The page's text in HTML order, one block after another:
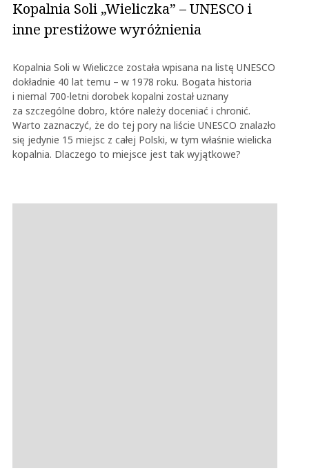
Kopalnia Soli „Wieliczka” – UNESCO i
inne prestiżowe wyróżnienia
Kopalnia Soli w Wieliczce została wpisana na listę UNESCO
dokładnie 40 lat temu – w 1978 roku. Bogata historia
i niemal 700-letni dorobek kopalni został uznany
za szczególne dobro, które należy doceniać i chronić.
Warto zaznaczyć, że do tej pory na liście UNESCO znalazło
się jedynie 15 miejsc z całej Polski, w tym właśnie wielicka
kopalnia. Dlaczego to miejsce jest tak wyjątkowe?